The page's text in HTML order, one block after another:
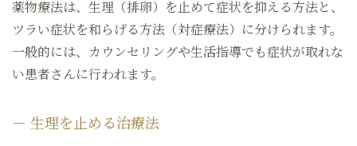
薬物療法は、生理（排卵）を止めて症状を抑える方法と、
ツラい症状を和らげる方法（対症療法）に分けられます。
一般的には、カウンセリングや生活指導でも症状が取れな
い患者さんに行われます。
生理を止める治療法